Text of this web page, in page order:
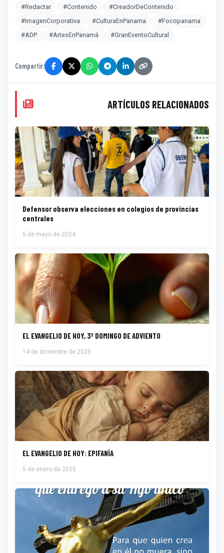
#Redactar
#Contenido
#CreadorDeContenido
#ImagenCorporativa
#CulturaEnPanama
#Focopanama
#ADP
#ArtesEnPanamá #GranEventoCultural
Compartir:
ARTÍCULOS RELACIONADOS
Defensor observa elecciones en colegios de provincias
centrales
5 de mayo de 2024
EL EVANGELIO DE HOY, 3º DOMINGO DE ADVIENTO
14 de diciembre de 2025
EL EVANGELIO DE HOY: EPIFANÍA
5 de enero de 2025